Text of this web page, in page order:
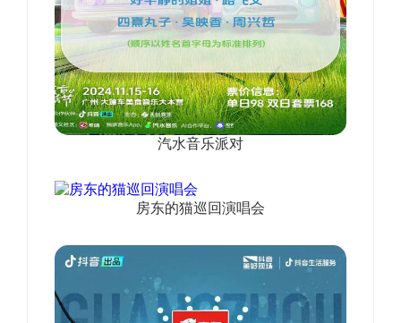
汽水音乐派对
房东的猫巡回演唱会